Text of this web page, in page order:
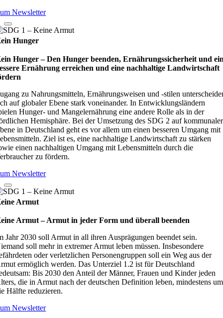
Newsletter
Hunger
Hunger – Den Hunger beenden, Ernährungssicherheit und
Ernährung erreichen und eine nachhaltige Landwirtschaft
zu Nahrungsmitteln, Ernährungsweisen und -stilen
auf globaler Ebene stark voneinander. In Entwicklungsländern
Hunger- und Mangelernährung eine andere Rolle als in der
Hemisphäre. Bei der Umsetzung des SDG 2 auf kommunaler
in Deutschland geht es vor allem um einen besseren Umgang mit
Ziel ist es, eine nachhaltige Landwirtschaft zu stärken
einen nachhaltigen Umgang mit Lebensmitteln durch die
zu fördern.
Newsletter
Armut
Armut – Armut in jeder Form und überall beenden
Jahr 2030 soll Armut in all ihren Ausprägungen beendet sein.
soll mehr in extremer Armut leben müssen. Insbesondere
oder verletzlichen Personengruppen soll ein Weg aus der
ermöglich werden. Das Unterziel 1.2 ist für Deutschland
Bis 2030 den Anteil der Männer, Frauen und Kinder jeden
die in Armut nach der deutschen Definition leben, mindestens um
Hälfte reduzieren.
Newsletter